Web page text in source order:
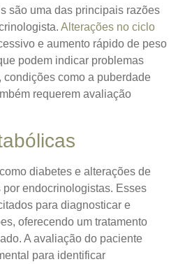
são uma das principais razões
Alterações no ciclo
e aumento rápido de peso
podem indicar problemas
condições como a puberdade
requerem avaliação
diabetes e alterações de
endocrinologistas. Esses
para diagnosticar e
oferecendo um tratamento
A avaliação do paciente
para identificar